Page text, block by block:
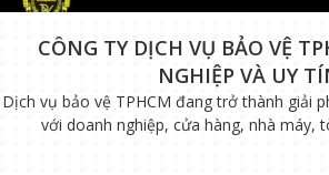
CÔNG TY DỊCH VỤ BẢO VỆ
NGHIỆP VÀ UY
Dịch vụ bảo vệ TPHCM đang trở thành giải
với doanh nghiệp, cửa hàng, nhà máy,